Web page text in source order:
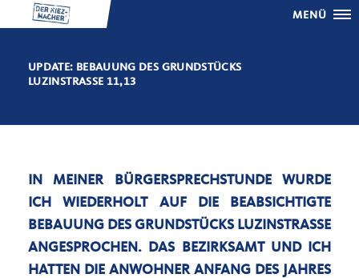
MENÜ
UPDATE: BEBAUUNG DES GRUNDSTÜCKS
LUZINSTRASSE 11,13
IN MEINER BÜRGERSPRECHSTUNDE WURDE
ICH WIEDERHOLT AUF DIE BEABSICHTIGTE
BEBAUUNG DES GRUNDSTÜCKS LUZINSTRASSE A
NGESPROCHEN. DAS BEZIRKSAMT UND ICH H
ATTEN DIE ANWOHNER ANFANG DES JAHRES E